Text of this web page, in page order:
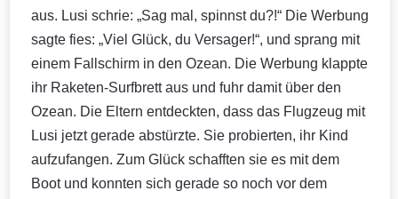
aus. Lusi schrie: „Sag mal, spinnst du?!“ Die Werbung
sagte fies: „Viel Glück, du Versager!“, und sprang mit
einem Fallschirm in den Ozean. Die Werbung klappte
ihr Raketen-Surfbrett aus und fuhr damit über den
Ozean. Die Eltern entdeckten, dass das Flugzeug mit
Lusi jetzt gerade abstürzte. Sie probierten, ihr Kind
aufzufangen. Zum Glück schafften sie es mit dem
Boot und konnten sich gerade so noch vor dem